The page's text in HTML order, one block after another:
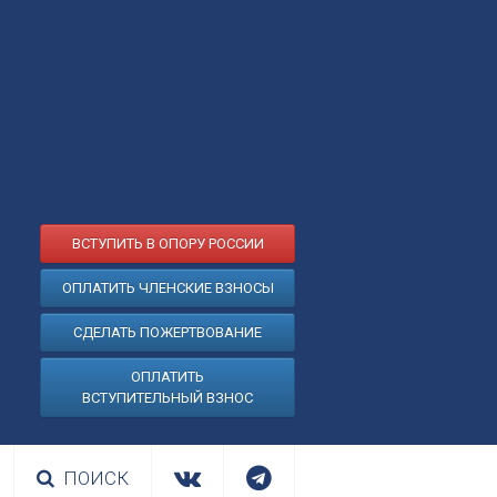
ВСТУПИТЬ В ОПОРУ РОССИИ
ОПЛАТИТЬ ЧЛЕНСКИЕ ВЗНОСЫ
СДЕЛАТЬ ПОЖЕРТВОВАНИЕ
ОПЛАТИТЬ
ВСТУПИТЕЛЬНЫЙ ВЗНОС
ПОИСК